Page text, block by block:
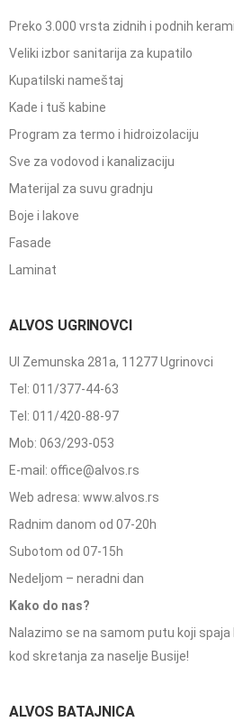
Preko 3.000 vrsta zidnih i podnih
Veliki izbor sanitarija za kupatilo
Kupatilski nameštaj
Kade i tuš kabine
Program za termo i hidroizolaciju
Sve za vodovod i kanalizaciju
Materijal za suvu gradnju
Boje i lakove
Fasade
Laminat
ALVOS UGRINOVCI
Ul Zemunska 281a, 11277 Ugrinovci
Tel: 011/377-44-63
Tel: 011/420-88-97
Mob: 063/293-053
E-mail: office@alvos.rs
Web adresa: www.alvos.rs
Radnim danom od 07-20h
Subotom od 07-15h
Nedeljom – neradni dan
Kako do nas?
Nalazimo se na samom putu koji
kod skretanja za naselje Busije!
ALVOS BATAJNICA